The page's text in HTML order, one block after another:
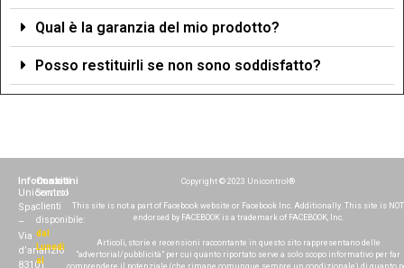
Qual è la garanzia del mio prodotto?
Posso restituirli se non sono soddisfatto?
Informazioni
Unicontrol
Spa
–
Via
d’ananzio
83101
Contatti
Servizio
clienti
disponibile:
dal
Lunedì
al
Copyright © 2023 Unicontrol®
This site is not a part of Facebook website or Facebook Inc. Additionally. This site is NOT
endorsed by FACEBOOK is a trademark of FACEBOOK, Inc.
Articoli, storie e recensioni raccontante in questo sito rappresentano delle
”advertorial/pubblicità” per cui quanto riportato serve a solo scopo informativo per far
comprendere il potenziale (che rimane comunque sempre un condizionale) di quanto